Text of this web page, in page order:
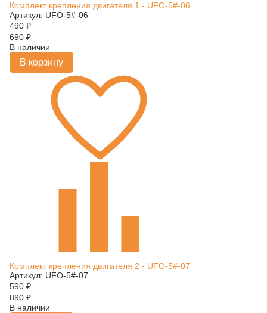
Комплект крепления двигателя 1 - UFO-5#-06
Артикул: UFO-5#-06
490 ₽
690 ₽
В наличии
В корзину
Комплект крепления двигателя 2 - UFO-5#-07
Артикул: UFO-5#-07
590 ₽
890 ₽
В наличии